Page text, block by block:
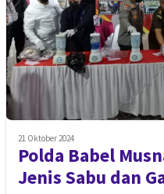
21 Oktober 2024
Polda Babel
Jenis Sabu dan